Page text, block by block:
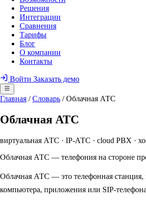
Решения
Интеграции
Сравнения
Тарифы
Блог
О компании
Контакты
Войти Заказать демо
Главная / Словарь / Облачная АТС
Облачная АТС
виртуальная АТС · IP-АТС · cloud PBX ·
Облачная АТС — телефония на стороне
Облачная АТС — это телефонная станция,
компьютера, приложения или SIP-